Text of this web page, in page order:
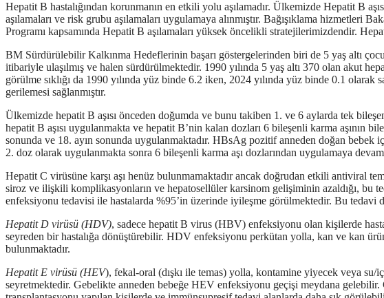
Hepatit B hastalığından korunmanın en etkili yolu aşılamadır. Ülkemizde Hepatit B
aşılamaları ve risk grubu aşılamaları uygulamaya alınmıştır. Bağışıklama
Programı kapsamında Hepatit B aşılamaları yüksek öncelikli stratejilerimizdendir.
BM Sürdürülebilir Kalkınma Hedeflerinin başarı göstergelerinden biri de 5 yaş altı
itibariyle ulaşılmış ve halen sürdürülmektedir. 1990 yılında 5 yaş altı 370 olan akut
görülme sıklığı da 1990 yılında yüz binde 6.2 iken, 2024 yılında yüz binde 0.1
gerilemesi sağlanmıştır.
Ülkemizde hepatit B aşısı önceden doğumda ve bunu takiben 1. ve 6 aylarda tek
hepatit B aşısı uygulanmakta ve hepatit B’nin kalan dozları 6 bileşenli karma aşının
sonunda ve 18. ayın sonunda uygulanmaktadır. HBsAg pozitif anneden doğan
2. doz olarak uygulanmakta sonra 6 bileşenli karma aşı dozlarından uygulamaya
Hepatit C virüsüne karşı aşı henüz bulunmamaktadır ancak doğrudan etkili antiviral
siroz ve ilişkili komplikasyonların ve hepatosellüler karsinom gelişiminin azaldığı, bu
enfeksiyonu tedavisi ile hastalarda %95’in üzerinde iyileşme görülmektedir. Bu tedavi
Hepatit D virüsü (HDV), sadece hepatit B virus (HBV) enfeksiyonu olan kişilerde
seyreden bir hastalığa dönüştürebilir. HDV enfeksiyonu perkütan yolla, kan ve kan
bulunmaktadır.
Hepatit E virüsü (HEV), fekal-oral (dışkı ile temas) yolla, kontamine yiyecek veya
seyretmektedir. Gebelikte anneden bebeğe HEV enfeksiyonu geçişi meydana